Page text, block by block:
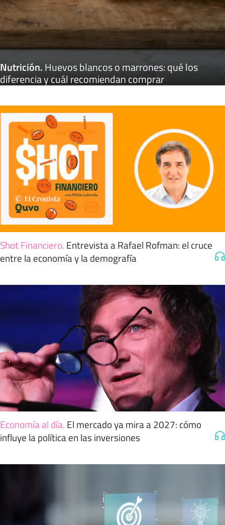
Nutrición.Huevos blancos o marrones: qué los
diferencia y cuál recomiendan comprar
Shot Financiero. Entrevista a Rafael Rofman: el cruce
entre la economía y la demografía
Economía al día. El mercado ya mira a 2027: cómo
influye la política en las inversiones